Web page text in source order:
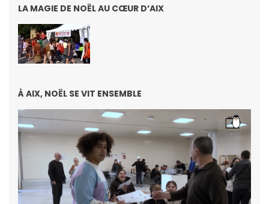
LA MAGIE DE NOËL AU CŒUR D’AIX
À AIX, NOËL SE VIT ENSEMBLE